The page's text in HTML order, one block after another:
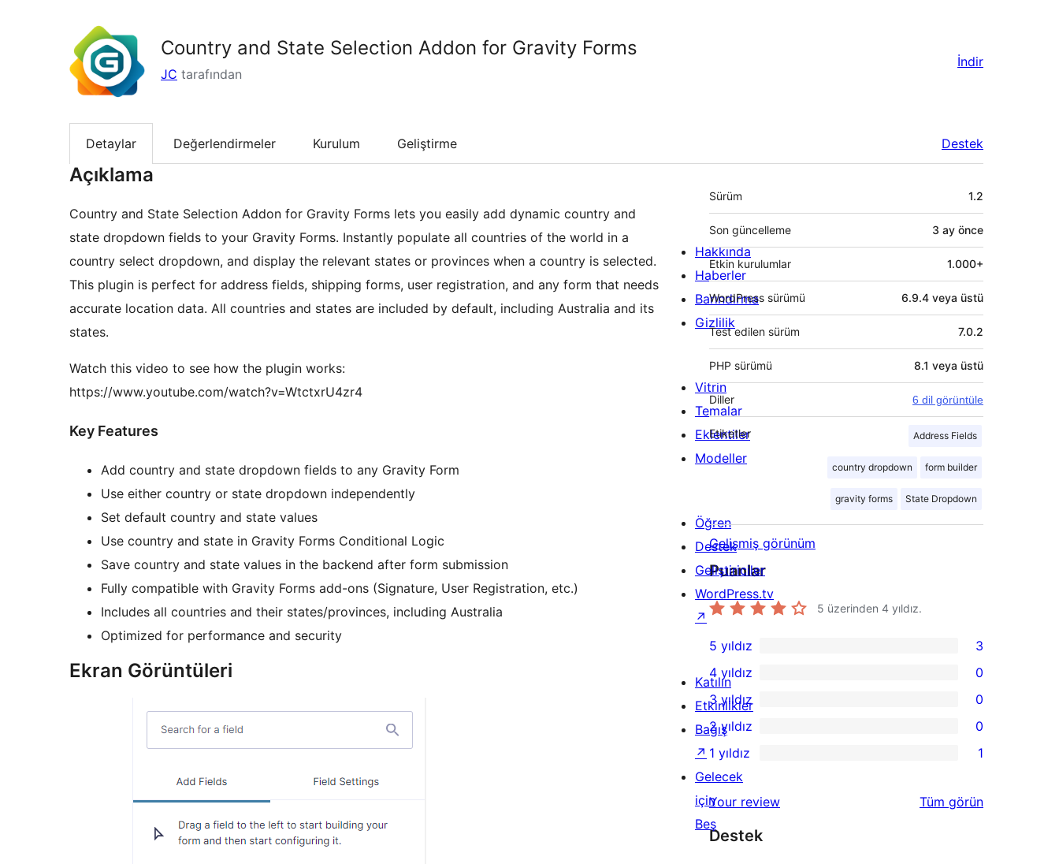
Country and State Selection Addon for Gravity Forms
JC tarafından
İndir
Detaylar Değerlendirmeler Kurulum Geliştirme Destek
Açıklama
Country and State Selection Addon for Gravity Forms lets you easily add dynamic country and
state dropdown fields to your Gravity Forms. Instantly populate all countries of the world in a
country select dropdown, and display the relevant states or provinces when a country is selected.
This plugin is perfect for address fields, shipping forms, user registration, and any form that needs
accurate location data. All countries and states are included by default, including Australia and its
states.
Watch this video to see how the plugin works:
https://www.youtube.com/watch?v=WtctxrU4zr4
Key Features
Add country and state dropdown fields to any Gravity Form
Use either country or state dropdown independently
Set default country and state values
Use country and state in Gravity Forms Conditional Logic
Save country and state values in the backend after form submission
Fully compatible with Gravity Forms add-ons (Signature, User Registration, etc.)
Includes all countries and their states/provinces, including Australia
Optimized for performance and security
Ekran Görüntüleri
Meta
Sürüm 1.2
Son güncelleme 3 ay önce
Etkin kurulumlar 1.000+
WordPress sürümü 6.9.4 veya üstü
Test edilen sürüm 7.0.2
PHP sürümü 8.1 veya üstü
Diller 6 dil görüntüle
Etiketler Address Fields
country dropdown form builder
gravity forms State Dropdown
Gelişmiş görünüm
Puanlar
5 üzerinden 4 yıldız.
3
5
yıldızlı
inceleme
5 yıldız 3
0
4
yıldızlı
inceleme
4 yıldız 0
0
3
yıldızlı
inceleme
3 yıldız 0
0
2
yıldızlı
inceleme
2 yıldız 0
1
yıldızlı
inceleme
1 yıldız 1
Your review Tüm değerlendirmeleri
görün
Destek
Hakkında
Haberler
Barındırma
Gizlilik
Vitrin
Temalar
Eklentiler
Modeller
Öğren
Destek
Geliştiriciler
WordPress.tv
↗
Katılın
Etkinlikler
Bağış
↗
Gelecek
için
Beş